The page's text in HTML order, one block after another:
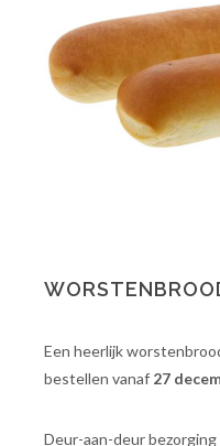
Een heerlijk
bestellen vanaf 27
Deur-aan-deur